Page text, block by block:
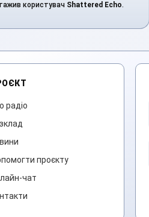
користувач Shattered Echo.
радіо
проєкту
чат